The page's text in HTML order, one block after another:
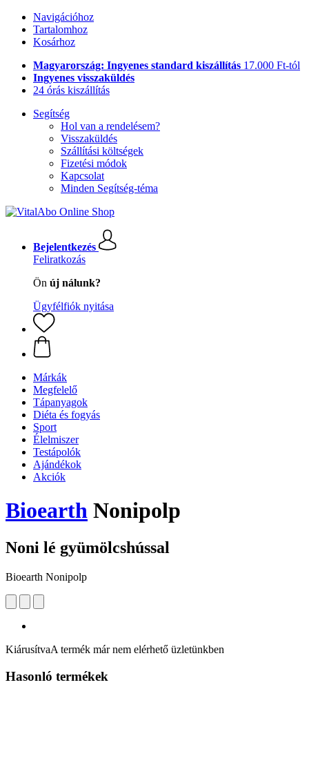
Navigációhoz
Tartalomhoz
Kosárhoz
Magyarország: Ingyenes standard kiszállítás 17.000 Ft-tól
Ingyenes visszaküldés
24 órás kiszállítás
Segítség
Hol van a rendelésem?
Visszaküldés
Szállítási költségek
Fizetési módok
Kapcsolat
Minden Segítség-téma
Bejelentkezés
Feliratkozás
Ön új nálunk?
Ügyfélfiók nyitása
Márkák
Megfelelő
Tápanyagok
Diéta és fogyás
Sport
Élelmiszer
Testápolók
Ajándékok
Akciók
Bioearth Nonipolp
Noni lé gyümölcshússal
Bioearth Nonipolp
KiárusítvaA termék már nem elérhető üzletünkben
Hasonló termékek